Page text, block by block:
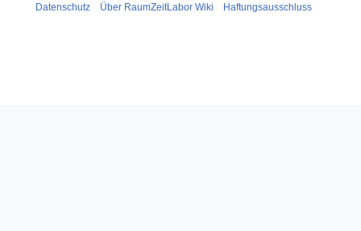
Datenschutz Über RaumZeitLabor Wiki Haftungsausschluss